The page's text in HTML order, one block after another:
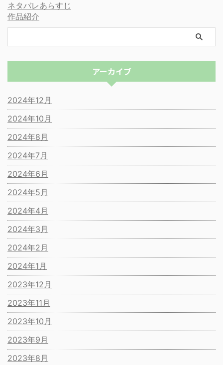
ネタバレあらすじ
作品紹介
アーカイブ
2024年12月
2024年10月
2024年8月
2024年7月
2024年6月
2024年5月
2024年4月
2024年3月
2024年2月
2024年1月
2023年12月
2023年11月
2023年10月
2023年9月
2023年8月